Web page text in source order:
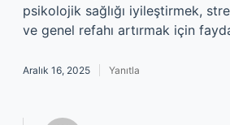
psikolojik sağlığı iyileştirmek,
ve genel refahı artırmak için
Aralık 16, 2025 Yanıtla